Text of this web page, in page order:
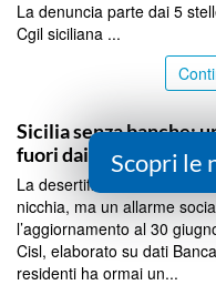
La denuncia parte dai 5
Cgil siciliana ...
Sicilia senza banche:
fuori dai servizi
La desertificazione
nicchia, ma un allarme
l’aggiornamento al 30
Cisl, elaborato su dati
residenti ha ormai un...
Scopri le